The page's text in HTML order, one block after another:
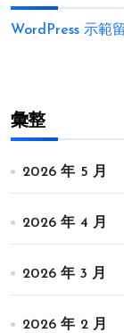
WordPress 示範
彙整
2026 年 5 月
2026 年 4 月
2026 年 3 月
2026 年 2 月